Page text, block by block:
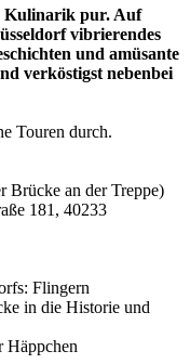
Kulinarik pur. Auf
vibrierendes
und amüsante
verköstigst nebenbei
Touren durch.
Brücke an der Treppe)
181, 40233
Flingern
in die Historie und
Häppchen